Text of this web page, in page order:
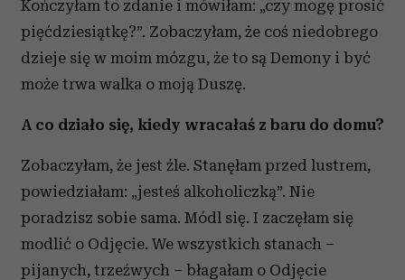
Kończyłam to zdanie i mówiłam: „czy mogę prosić
pięćdziesiątkę?”. Zobaczyłam, że coś niedobrego
dzieje się w moim mózgu, że to są Demony i być
może trwa walka o moją Duszę.
A co działo się, kiedy wracałaś z baru do domu?
Zobaczyłam, że jest źle. Stanęłam przed lustrem,
powiedziałam: „jesteś alkoholiczką”. Nie
poradzisz sobie sama. Módl się. I zaczęłam się
modlić o Odjęcie. We wszystkich stanach –
pijanych, trzeźwych – błagałam o Odjęcie